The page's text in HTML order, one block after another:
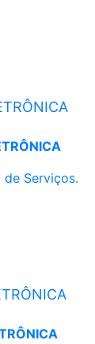
Serviços.